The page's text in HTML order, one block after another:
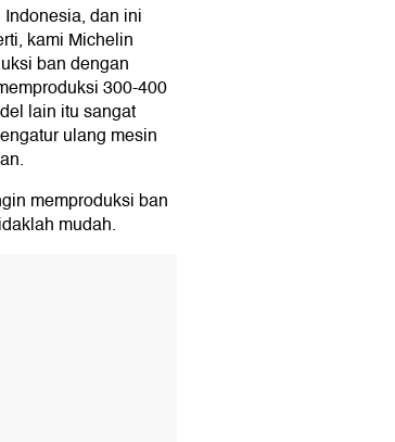
dan ini
kami Michelin
ban dengan
300-400
lain itu sangat
ulang mesin
memproduksi ban
mudah.